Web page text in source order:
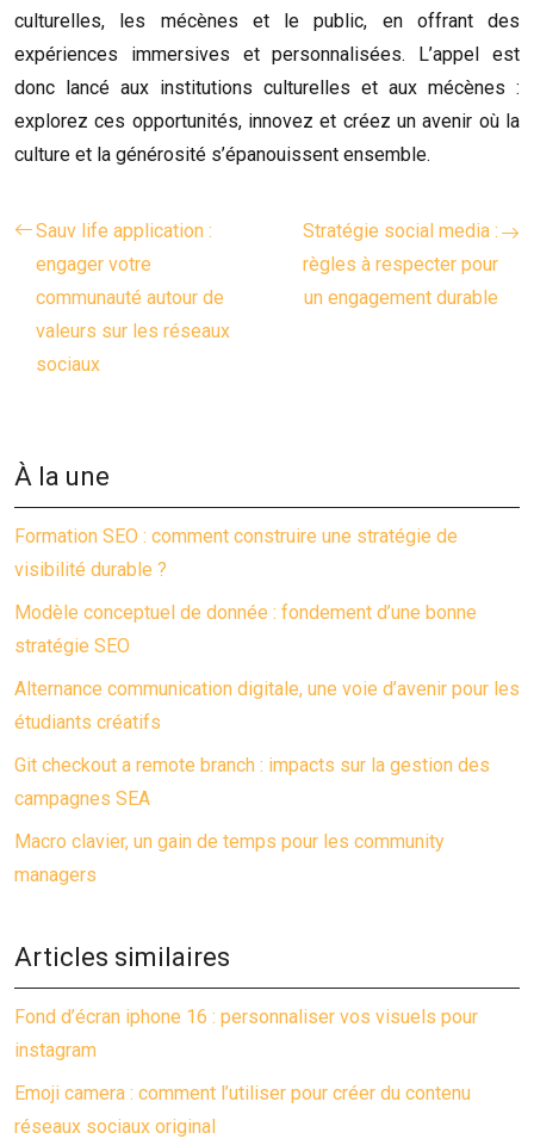
culturelles, les mécènes et le public, en offrant des
expériences immersives et personnalisées. L’appel est
donc lancé aux institutions culturelles et aux mécènes :
explorez ces opportunités, innovez et créez un avenir où la
culture et la générosité s’épanouissent ensemble.
Sauv life application :
engager votre
communauté autour de
valeurs sur les réseaux
sociaux
Stratégie social media :
règles à respecter pour
un engagement durable
À la une
Formation SEO : comment construire une stratégie de
visibilité durable ?
Modèle conceptuel de donnée : fondement d’une bonne
stratégie SEO
Alternance communication digitale, une voie d’avenir pour les
étudiants créatifs
Git checkout a remote branch : impacts sur la gestion des
campagnes SEA
Macro clavier, un gain de temps pour les community
managers
Articles similaires
Fond d’écran iphone 16 : personnaliser vos visuels pour
instagram
Emoji camera : comment l’utiliser pour créer du contenu
réseaux sociaux original